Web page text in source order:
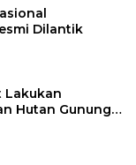
Dilantik
Lakukan
Hutan Gunung